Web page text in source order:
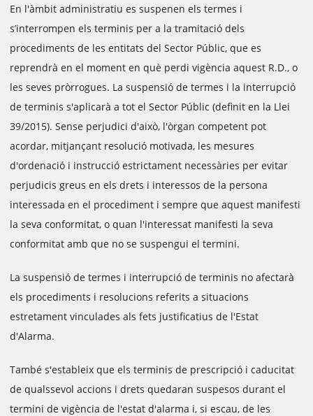
En l'àmbit administratiu es suspenen els termes i
s’interrompen els terminis per a la tramitació dels
procediments de les entitats del Sector Públic, que es
reprendrà en el moment en què perdi vigència aquest R.D., o
les seves pròrrogues. La suspensió de termes i la interrupció
de terminis s'aplicarà a tot el Sector Públic (definit en la Llei
39/2015). Sense perjudici d'això, l'òrgan competent pot
acordar, mitjançant resolució motivada, les mesures
d'ordenació i instrucció estrictament necessàries per evitar
perjudicis greus en els drets i interessos de la persona
interessada en el procediment i sempre que aquest manifesti
la seva conformitat, o quan l'interessat manifesti la seva
conformitat amb que no se suspengui el termini.
La suspensió de termes i interrupció de terminis no afectarà
els procediments i resolucions referits a situacions
estretament vinculades als fets justificatius de l'Estat
d'Alarma.
També s'estableix que els terminis de prescripció i caducitat
de qualssevol accions i drets quedaran suspesos durant el
termini de vigència de l'estat d'alarma i, si escau, de les